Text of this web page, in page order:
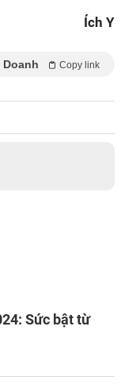
Ích Y
Copy link
Sức bật từ